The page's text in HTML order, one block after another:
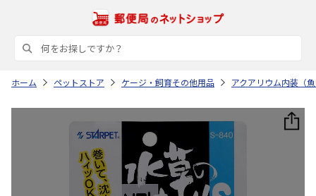
ホーム ペットストア ケージ・飼育その他用品 アクアリウム内装（